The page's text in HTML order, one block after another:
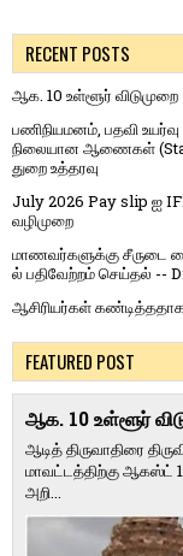
RECENT POSTS
ஆக. 10 உள்ளூர் விடுமுறை
பணிநியமனம், பதவி
நிலையான ஆணைகள்
துறை உத்தரவு
July 2026 Pay slip ஐ
வழிமுறை
மாணவர்களுக்கு சீருடை
ல் பதிவேற்றம் செய்தல் --
ஆசிரியர்கள் கண்டித்ததாக
FEATURED POST
ஆக. 10 உள்ளூர்
ஆடித் திருவாதிரை
மாவட்டத்திற்கு ஆகஸ்ட்
அறி...